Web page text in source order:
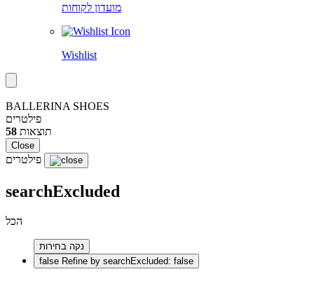
מועדון לקוחות
Wishlist
BALLERINA SHOES
פילטרים
58 תוצאות
Close
searchExcluded
הכל
נקה בחירות
false Refine by searchExcluded: false